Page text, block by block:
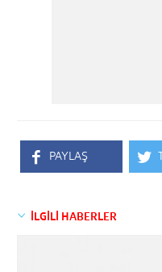
PAYLAŞ
İLGİLİ HABERLER